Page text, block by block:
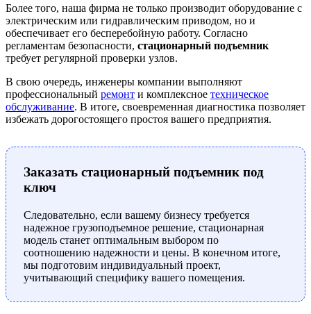
Более того, наша фирма не только производит оборудование с
электрическим или гидравлическим приводом, но и
обеспечивает его бесперебойную работу. Согласно
регламентам безопасности, стационарный подъемник
требует регулярной проверки узлов.
В свою очередь, инженеры компании выполняют
профессиональный ремонт и комплексное техническое
обслуживание. В итоге, своевременная диагностика позволяет
избежать дорогостоящего простоя вашего предприятия.
Заказать стационарный подъемник под
ключ
Следовательно, если вашему бизнесу требуется
надежное грузоподъемное решение, стационарная
модель станет оптимальным выбором по
соотношению надежности и цены. В конечном итоге,
мы подготовим индивидуальный проект,
учитывающий специфику вашего помещения.